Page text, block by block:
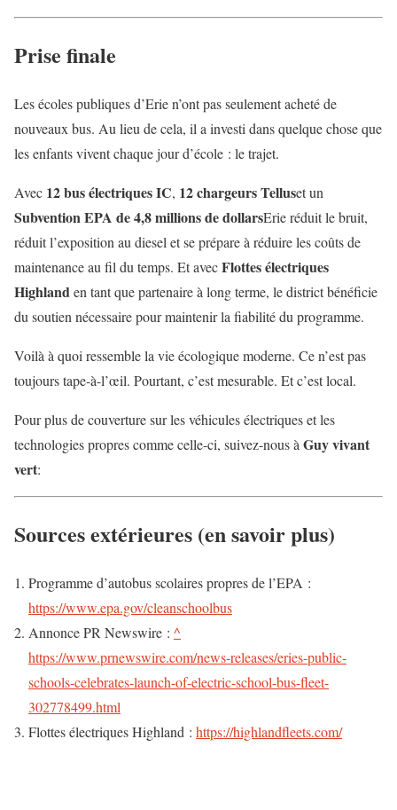
Prise finale
Les écoles publiques d’Erie n’ont pas seulement acheté de
nouveaux bus. Au lieu de cela, il a investi dans quelque chose que
les enfants vivent chaque jour d’école : le trajet.
Avec 12 bus électriques IC, 12 chargeurs Telluset un
Subvention EPA de 4,8 millions de dollarsErie réduit le bruit,
réduit l’exposition au diesel et se prépare à réduire les coûts de
maintenance au fil du temps. Et avecFlottes électriques
Highlanden tant que partenaire à long terme, le district bénéficie
du soutien nécessaire pour maintenir la fiabilité du programme.
Voilà à quoi ressemble la vie écologique moderne. Ce n’est pas
toujours tape-à-l’œil. Pourtant, c’est mesurable. Et c’est local.
Pour plus de couverture sur les véhicules électriques et les
technologies propres comme celle-ci, suivez-nous à Guy vivant
vert:
Sources extérieures (en savoir plus)
Programme d’autobus scolaires propres de l’EPA :
https://www.epa.gov/cleanschoolbus
Annonce PR Newswire : ^
https://www.prnewswire.com/news-releases/eries-public-
schools-celebrates-launch-of-electric-school-bus-fleet-
302778499.html
Flottes électriques Highland : https://highlandfleets.com/